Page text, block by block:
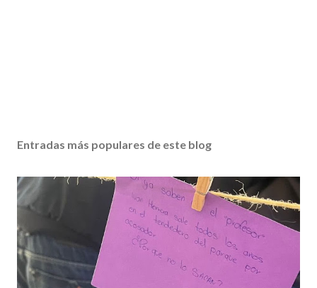
Entradas más populares de este blog